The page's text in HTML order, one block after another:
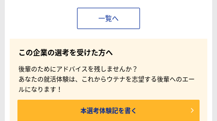
一覧へ
この企業の選考を受けた方へ
後輩のためにアドバイスを残しませんか？
あなたの就活体験は、これからウテナを志望する後輩へのエー
ルになります！
本選考体験記を書く